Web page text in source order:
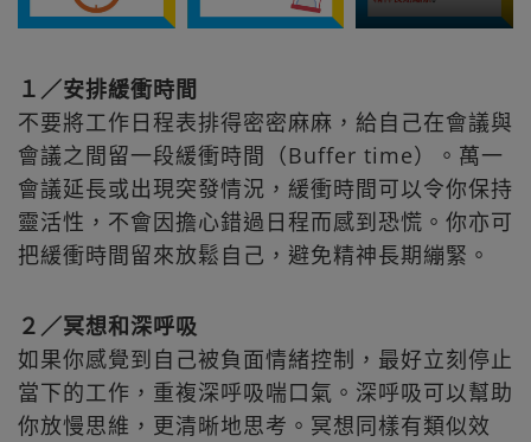
１／安排緩衝時間
不要將工作日程表排得密密麻麻，給自己在會議與
會議之間留一段緩衝時間（Buffer time）。萬一
會議延長或出現突發情況，緩衝時間可以令你保持
靈活性，不會因擔心錯過日程而感到恐慌。你亦可
把緩衝時間留來放鬆自己，避免精神長期繃緊。
２／冥想和深呼吸
如果你感覺到自己被負面情緒控制，最好立刻停止
當下的工作，重複深呼吸喘口氣。深呼吸可以幫助
你放慢思維，更清晰地思考。冥想同樣有類似效